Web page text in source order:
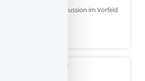
dass ich die Art der Diskussion im Vorfeld
- 06-08-2025